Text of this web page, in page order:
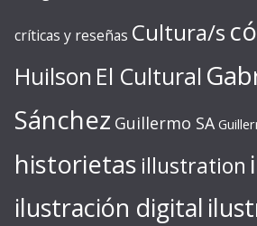
críticas y reseñas Cultura/s
Huilson El Cultural
Sánchez Guillermo SA
historietas illustration
ilustración digital